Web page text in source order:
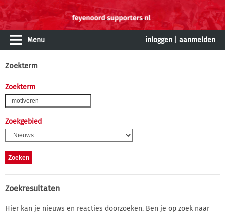
Menu inloggen aanmelden
Zoekterm
Zoekterm
Zoekgebied
Zoekresultaten
Hier kan je nieuws en reacties doorzoeken. Ben je op zoek naar